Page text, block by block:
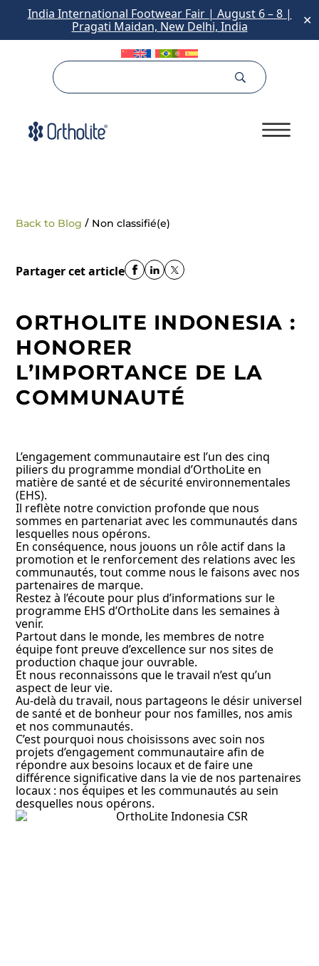
India International Footwear Fair | August 6 – 8 |
Pragati Maidan, New Delhi, India
✕
Back to Blog / Non classifié(e)
Partager cet article
ORTHOLITE INDONESIA :
HONORER
L’IMPORTANCE DE LA
COMMUNAUTÉ
L’engagement communautaire est l’un des cinq
piliers du programme mondial d’OrthoLite en
matière de santé et de sécurité environnementales
(EHS).
Il reflète notre conviction profonde que nous
sommes en partenariat avec les communautés dans
lesquelles nous opérons.
En conséquence, nous jouons un rôle actif dans la
promotion et le renforcement des relations avec les
communautés, tout comme nous le faisons avec nos
partenaires de marque.
Restez à l’écoute pour plus d’informations sur le
programme EHS d’OrthoLite dans les semaines à
venir.
Partout dans le monde, les membres de notre
équipe font preuve d’excellence sur nos sites de
production chaque jour ouvrable.
Et nous reconnaissons que le travail n’est qu’un
aspect de leur vie.
Au-delà du travail, nous partageons le désir universel
de santé et de bonheur pour nos familles, nos amis
et nos communautés.
C’est pourquoi nous choisissons avec soin nos
projets d’engagement communautaire afin de
répondre aux besoins locaux et de faire une
différence significative dans la vie de nos partenaires
locaux : nos équipes et les communautés au sein
desquelles nous opérons.